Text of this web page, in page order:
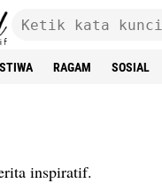
RAGAM SOSIAL
inspiratif.